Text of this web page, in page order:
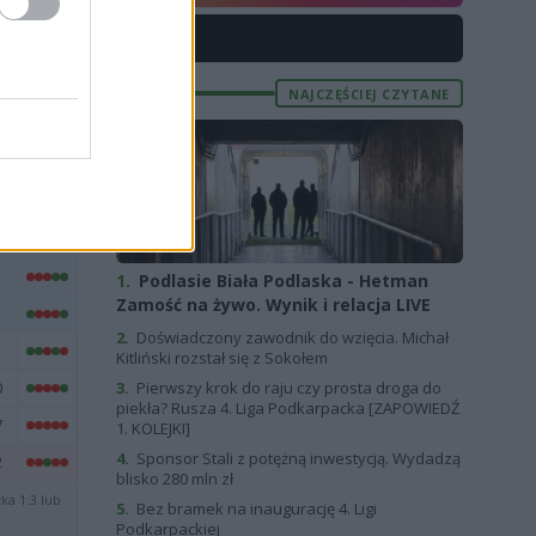
FORMA
1:3 lub
NAJCZĘŚCIEJ CZYTANE
1. Podlasie Biała Podlaska - Hetman
Zamość na żywo. Wynik i relacja LIVE
2. Doświadczony zawodnik do wzięcia. Michał
Kitliński rozstał się z Sokołem
3. Pierwszy krok do raju czy prosta droga do
piekła? Rusza 4. Liga Podkarpacka [ZAPOWIEDŹ
1. KOLEJKI]
4. Sponsor Stali z potężną inwestycją. Wydadzą
blisko 280 mln zł
5. Bez bramek na inaugurację 4. Ligi
Podkarpackiej